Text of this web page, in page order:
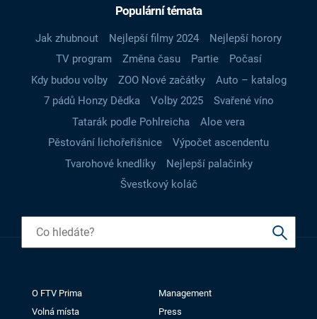
Populární témata
Jak zhubnout Nejlepší filmy 2024
Nejlepší horory
TV program
Změna času Partie
Počasí
Kdy budou volby
ZOO Nové začátky
Auto – katalog
7 pádů Honzy Dědka
Volby 2025
Svařené víno
Tatarák podle Pohlreicha
Aloe vera
Pěstování lichořeřišnice
Výpočet ascendentu
Tvarohové knedlíky
Nejlepší palačinky
Švestkový koláč
O FTV Prima
Management
Volná místa
Press